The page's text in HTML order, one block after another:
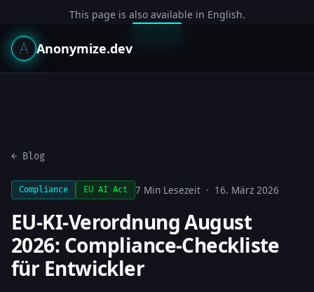
This page is also available in English.
Anonymize.dev
← Blog
Compliance EU AI Act 7 Min Lesezeit · 16. März 2026
EU-KI-Verordnung August
2026: Compliance-Checkliste
für Entwickler